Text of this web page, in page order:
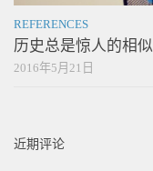
REFERENCES
历史总是惊人的相似
2016年5月21日
近期评论